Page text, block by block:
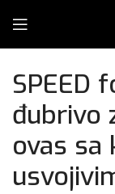
SPEED
đubrivo
ovas sa